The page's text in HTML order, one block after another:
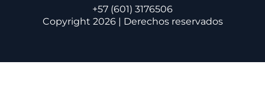
+57 (601) 3176506
Copyright 2026 | Derechos reservados